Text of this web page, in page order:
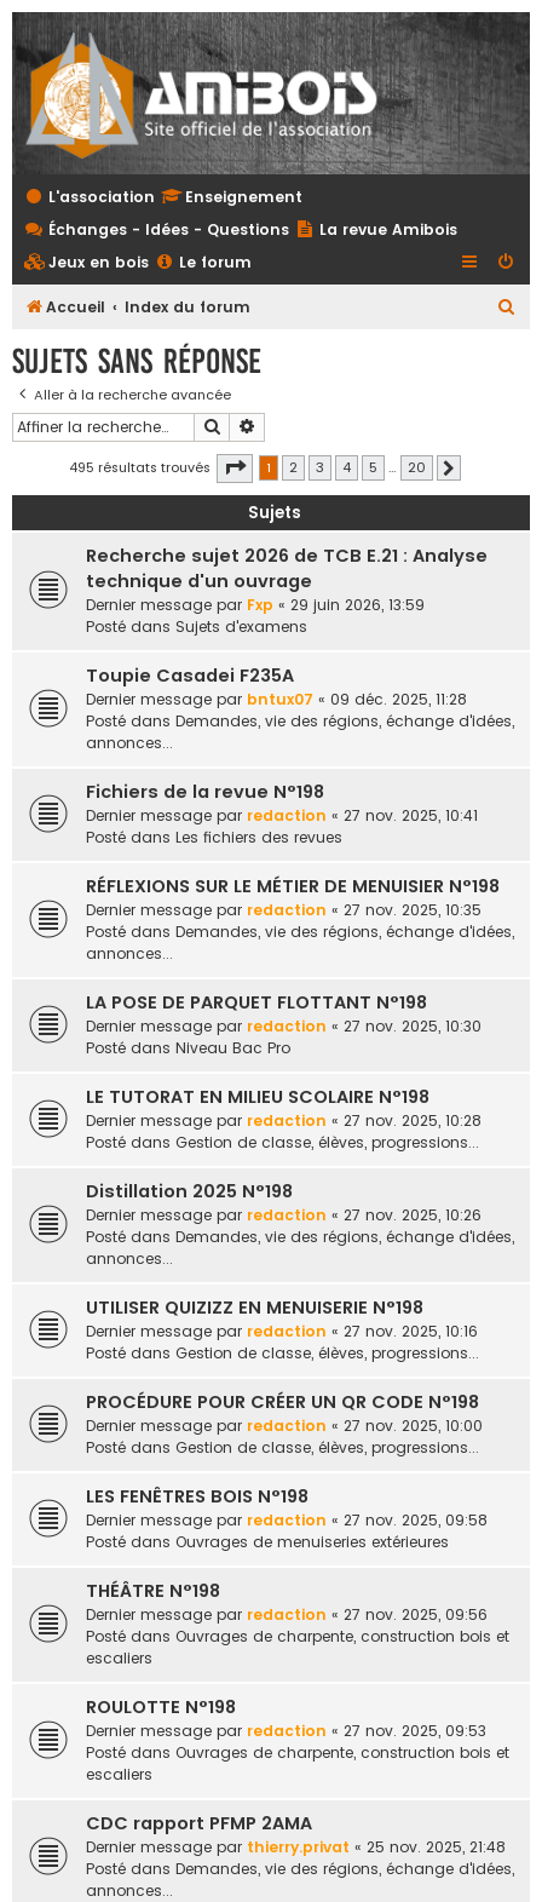
L'association
Enseignement
Échanges - Idées - Questions
La revue Amibois
Jeux en bois
Le forum
Accueil Index du forum
c
h
Sujets sans réponse
Aller à la recherche avancée
Rechercher
495 résultats trouvés Page 1sur20
1 2 3 4 5 … 20
Sujets
Recherche sujet 2026 de TCB E.21 : Analyse
technique d'un ouvrage
Dernier message par Fxp « 29 juin 2026, 13:59
Posté dans Sujets d'examens
Toupie Casadei F235A
Dernier message par bntux07 « 09 déc. 2025, 11:28
Posté dans Demandes, vie des régions, échange d'idées,
annonces...
Fichiers de la revue N°198
Dernier message par redaction « 27 nov. 2025, 10:41
Posté dans Les fichiers des revues
RÉFLEXIONS SUR LE MÉTIER DE MENUISIER N°198
Dernier message par redaction « 27 nov. 2025, 10:35
Posté dans Demandes, vie des régions, échange d'idées,
annonces...
LA POSE DE PARQUET FLOTTANT N°198
Dernier message par redaction « 27 nov. 2025, 10:30
Posté dans Niveau Bac Pro
LE TUTORAT EN MILIEU SCOLAIRE N°198
Dernier message par redaction « 27 nov. 2025, 10:28
Posté dans Gestion de classe, élèves, progressions...
Distillation 2025 N°198
Dernier message par redaction « 27 nov. 2025, 10:26
Posté dans Demandes, vie des régions, échange d'idées,
annonces...
UTILISER QUIZIZZ EN MENUISERIE N°198
Dernier message par redaction « 27 nov. 2025, 10:16
Posté dans Gestion de classe, élèves, progressions...
PROCÉDURE POUR CRÉER UN QR CODE N°198
Dernier message par redaction « 27 nov. 2025, 10:00
Posté dans Gestion de classe, élèves, progressions...
LES FENÊTRES BOIS N°198
Dernier message par redaction « 27 nov. 2025, 09:58
Posté dans Ouvrages de menuiseries extérieures
THÉÂTRE N°198
Dernier message par redaction « 27 nov. 2025, 09:56
Posté dans Ouvrages de charpente, construction bois et
escaliers
ROULOTTE N°198
Dernier message par redaction « 27 nov. 2025, 09:53
Posté dans Ouvrages de charpente, construction bois et
escaliers
CDC rapport PFMP 2AMA
Dernier message par thierry.privat « 25 nov. 2025, 21:48
Posté dans Demandes, vie des régions, échange d'idées,
annonces...